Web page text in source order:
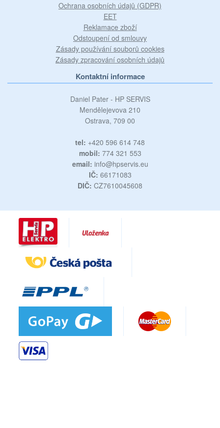
Ochrana osobních údajů (GDPR)
EET
Reklamace zboží
Odstoupení od smlouvy
Zásady používání souborů cookies
Zásady zpracování osobních údajů
Kontaktní informace
Daniel Pater - HP SERVIS
Mendělejevova 210
Ostrava, 709 00
tel: +420 596 614 748
mobil: 774 321 553
email: info@hpservis.eu
IČ: 66171083
DIČ: CZ7610045608